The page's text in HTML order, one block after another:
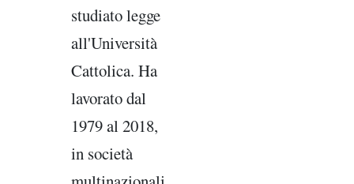
studiato legge
all'Università
Cattolica. Ha
lavorato dal
1979 al 2018,
in società